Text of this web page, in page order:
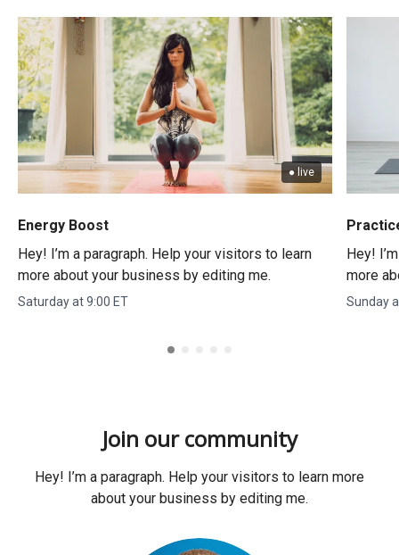
● live
Energy Boost
Hey! I’m a paragraph. Help your visitors to learn
more about your business by editing me.
Saturday at 9:00 ET
Hey!
more
Sunday
Join our community
Hey! I’m a paragraph. Help your visitors to learn more
about your business by editing me.